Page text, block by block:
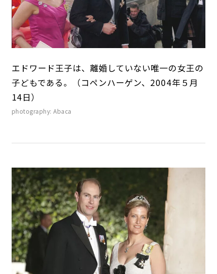
エドワード王子は、離婚していない唯一の女王の
子どもである。（コペンハーゲン、2004年５月
14日）
photography: Abaca